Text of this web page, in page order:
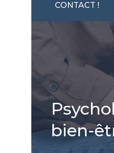
CONTACT !
bien-